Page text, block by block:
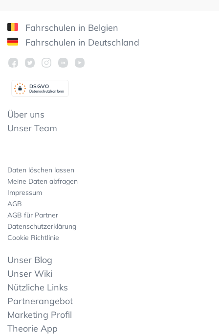
Fahrschulen in Belgien
Fahrschulen in Deutschland
Datenschutzkonform
DSGVO
Über uns
Unser Team
Daten löschen lassen
Meine Daten abfragen
Impressum
AGB
AGB für Partner
Datenschutzerklärung
Cookie Richtlinie
Unser Blog
Unser Wiki
Nützliche Links
Partnerangebot
Marketing Profil
Theorie App